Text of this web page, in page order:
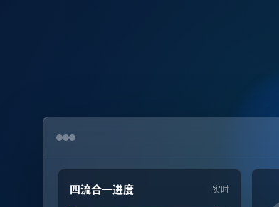
四流合一进度 实时